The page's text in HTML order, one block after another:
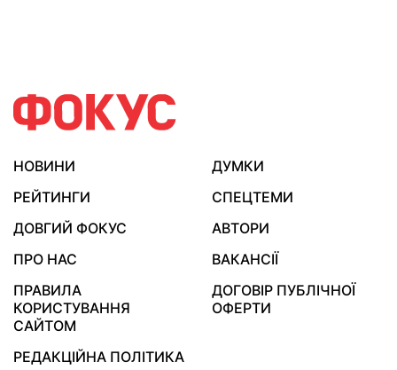
НОВИНИ
ДУМКИ
РЕЙТИНГИ
СПЕЦТЕМИ
ДОВГИЙ ФОКУС
АВТОРИ
ПРО НАС
ВАКАНСІЇ
ПРАВИЛА
КОРИСТУВАННЯ
САЙТОМ
ДОГОВІР ПУБЛІЧНОЇ
ОФЕРТИ
РЕДАКЦІЙНА ПОЛІТИКА